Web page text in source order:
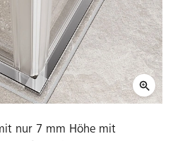
nur 7 mm Höhe mit